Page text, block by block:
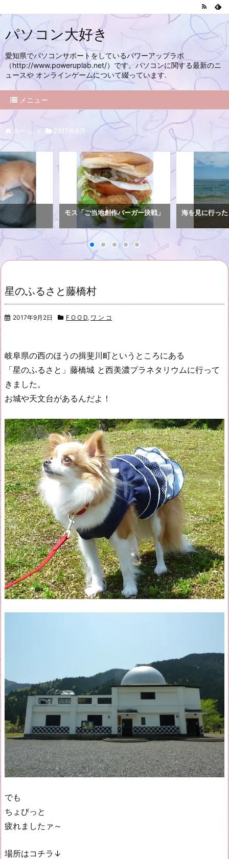
パソコン大好き
愛知県でパソコンサポートをしているパワーアップラボ
（http://www.poweruplab.net/）です。パソコンに関する最新のニ
ュースや オンラインゲームについて綴っています.
メニュー
ホーム > 2017年9月
モス「ご当地創作バーガー決戦」 海を見に行っ
星のふるさと藤橋村
2017年9月2日 F O O D, ワ ン コ
岐阜県の西のほうの揖斐川町というところにある
「星のふるさと」藤橋城 と西美濃プラネタリウムに行って
きました。
お城や天文台があるんだよ！
でも
ちょびっと
疲れましたァ～
場所はコチラ↓